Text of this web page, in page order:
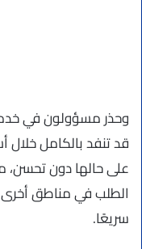
وحذر مسؤولون في
قد تنفد بالكامل خلال
على حالها دون تحسن،
الطلب في مناطق
سريعًا.